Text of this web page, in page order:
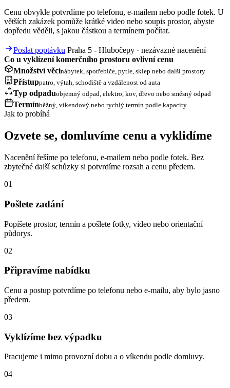
Cenu obvykle potvrdíme po telefonu, e-mailem nebo podle fotek. U
větších zakázek pomůže krátké video nebo soupis prostor, abyste
dopředu věděli, s jakou částkou a termínem počítat.
Poslat poptávku Praha 5 - Hlubočepy · nezávazné nacenění
Co u vyklízení komerčního prostoru ovlivní cenu
Množství věcínábytek, spotřebiče, pytle, sklep nebo další prostory
Přístuppatro, výtah, schodiště a vzdálenost od auta
Typ odpaduobjemný odpad, elektro, kov, dřevo nebo směsný odpad
Termínběžný, víkendový nebo rychlý termín podle kapacity
Jak to probíhá
Ozvete se, domluvíme cenu a vyklidíme
Nacenění řešíme po telefonu, e-mailem nebo podle fotek. Bez
zbytečné další schůzky si potvrdíme rozsah a cenu předem.
01
Pošlete zadání
Popíšete prostor, termín a pošlete fotky, video nebo orientační
půdorys.
02
Připravíme nabídku
Cenu a postup potvrdíme po telefonu nebo e-mailu, aby bylo jasno
předem.
03
Vyklízíme bez výpadku
Pracujeme i mimo provozní dobu a o víkendu podle domluvy.
04